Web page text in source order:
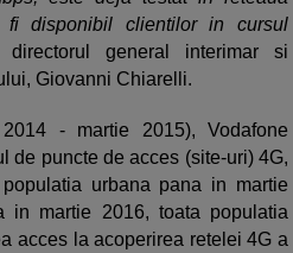
fi disponibil clientilor in cursul
general interimar si
Giovanni Chiarelli.
- martie 2015), Vodafone
de puncte de acces (site-uri) 4G,
urbana pana in martie
in martie 2016, toata populatia
acces la acoperirea retelei 4G a